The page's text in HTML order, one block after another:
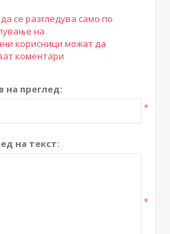
се разгледува само по
на
корисници можат да
коментари
на преглед:
*
на текст:
*